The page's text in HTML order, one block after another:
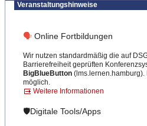
Veranstaltungshinweise
🗣 Online Fortbildungen
Wir nutzen standardmäßig die auf
Barrierefreiheit geprüften
BigBlueButton (lms.lernen.hamburg).
möglich.
Weitere Informationen
🛡️Digitale Tools/Apps